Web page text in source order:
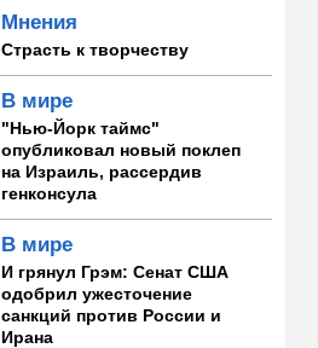
Мнения
Страсть к творчеству
В мире
"Нью-Йорк таймс"
опубликовал новый поклеп
на Израиль, рассердив
генконсула
В мире
И грянул Грэм: Сенат США
одобрил ужесточение
санкций против России и
Ирана